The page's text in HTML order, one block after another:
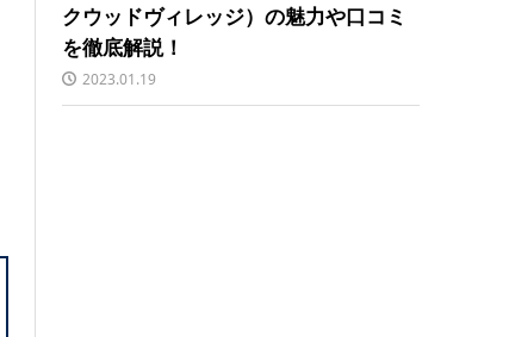
クウッドヴィレッジ）の魅力や口コミ
を徹底解説！
2023.01.19